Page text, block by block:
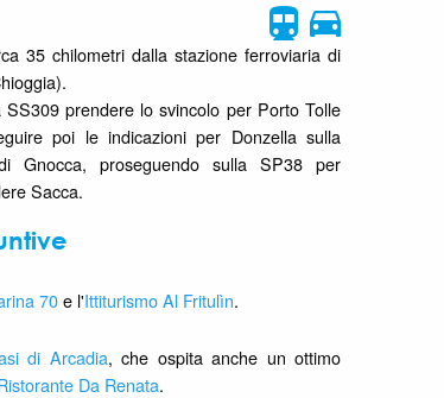
35 chilometri dalla stazione ferroviaria di
prendere lo svincolo per Porto Tolle
poi le indicazioni per Donzella sulla
proseguendo sulla SP38 per
Sacca.
70e l'Ittiturismo Al Fritulìn.
di Arcadia, che ospita anche un ottimo
Da Renata.